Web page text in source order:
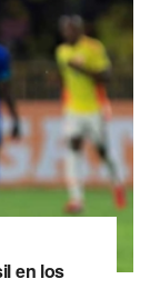
en los